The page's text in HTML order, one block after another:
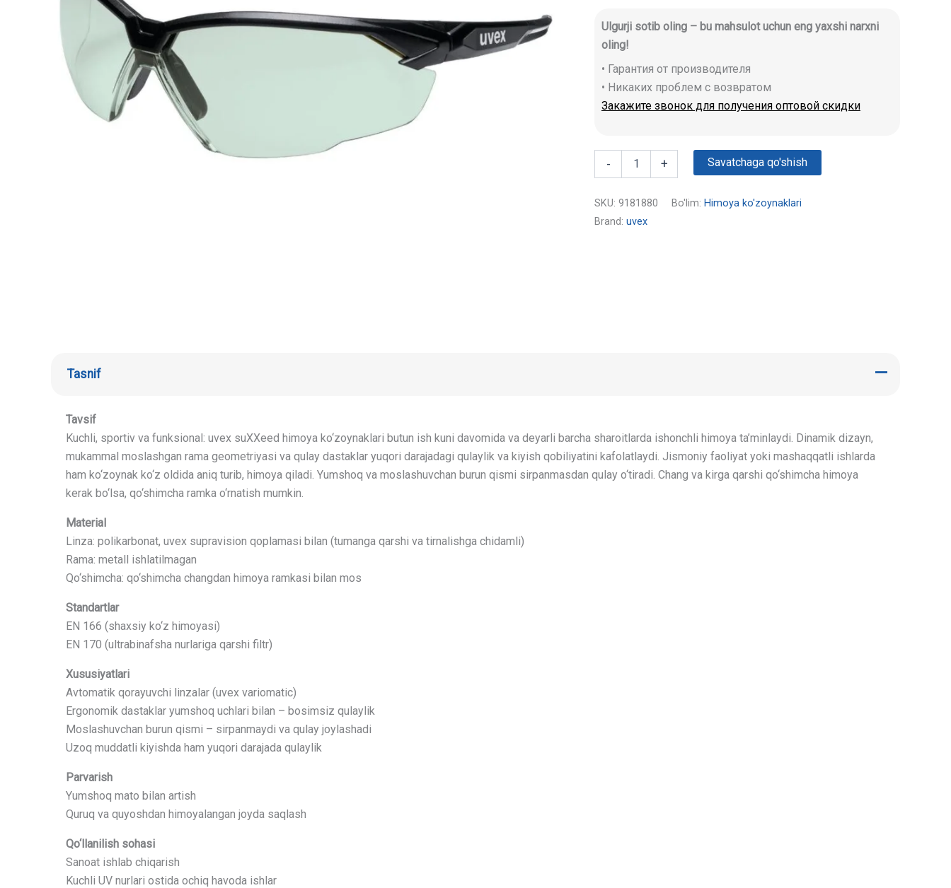
Ulgurji sotib oling – bu mahsulot uchun eng yaxshi narxni
oling!
• Гарантия от производителя
• Никаких проблем с возвратом
Закажите звонок для получения оптовой скидки
- + Savatchaga qo'shish
SKU: 9181880 Bo'lim: Himoya ko'zoynaklari
Brand: uvex
Tasnif
Tavsif
Kuchli, sportiv va funksional: uvex suXXeed himoya ko‘zoynaklari butun ish kuni davomida va deyarli barcha sharoitlarda ishonchli himoya ta’minlaydi. Dinamik dizayn,
mukammal moslashgan rama geometriyasi va qulay dastaklar yuqori darajadagi qulaylik va kiyish qobiliyatini kafolatlaydi. Jismoniy faoliyat yoki mashaqqatli ishlarda
ham ko‘zoynak ko‘z oldida aniq turib, himoya qiladi. Yumshoq va moslashuvchan burun qismi sirpanmasdan qulay o‘tiradi. Chang va kirga qarshi qo‘shimcha himoya
kerak bo‘lsa, qo‘shimcha ramka o‘rnatish mumkin.
Material
Linza: polikarbonat, uvex supravision qoplamasi bilan (tumanga qarshi va tirnalishga chidamli)
Rama: metall ishlatilmagan
Qo‘shimcha: qo‘shimcha changdan himoya ramkasi bilan mos
Standartlar
EN 166 (shaxsiy ko‘z himoyasi)
EN 170 (ultrabinafsha nurlariga qarshi filtr)
Xususiyatlari
Avtomatik qorayuvchi linzalar (uvex variomatic)
Ergonomik dastaklar yumshoq uchlari bilan – bosimsiz qulaylik
Moslashuvchan burun qismi – sirpanmaydi va qulay joylashadi
Uzoq muddatli kiyishda ham yuqori darajada qulaylik
Parvarish
Yumshoq mato bilan artish
Quruq va quyoshdan himoyalangan joyda saqlash
Qo‘llanilish sohasi
Sanoat ishlab chiqarish
Kuchli UV nurlari ostida ochiq havoda ishlar